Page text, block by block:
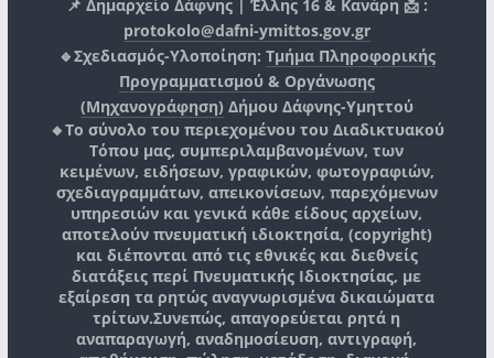
📌 Δημαρχείο Δάφνης | Έλλης 16 & Κανάρη 📩 :
protokolo@dafni-ymittos.gov.gr
🔹Σχεδιασμός-Υλοποίηση: Τμήμα Πληροφορικής
Προγραμματισμού & Οργάνωσης
(Μηχανογράφηση) Δήμου Δάφνης-Υμηττού
🔸Το σύνολο του περιεχομένου του Διαδικτυακού
Τόπου μας, συμπεριλαμβανομένων, των
κειμένων, ειδήσεων, γραφικών, φωτογραφιών,
σχεδιαγραμμάτων, απεικονίσεων, παρεχόμενων
υπηρεσιών και γενικά κάθε είδους αρχείων,
αποτελούν πνευματική ιδιοκτησία, (copyright)
και διέπονται από τις εθνικές και διεθνείς
διατάξεις περί Πνευματικής Ιδιοκτησίας, με
εξαίρεση τα ρητώς αναγνωρισμένα δικαιώματα
τρίτων.Συνεπώς, απαγορεύεται ρητά η
αναπαραγωγή, αναδημοσίευση, αντιγραφή,